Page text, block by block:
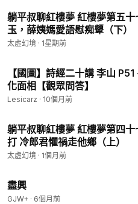
躺平叔聊紅樓夢 紅樓夢第五
玉，薛姨媽愛語慰痴顰（下）
太虛幻境 · 1星期前
【國圖】詩經二十講 李山
化面相【觀眾問答】
Lesicarz · 10個月前
躺平叔聊紅樓夢 紅樓夢第四
打 冷郎君懼禍走他鄉（上）
太虛幻境 · 1個月前
盡興
GJW+ · 6個月前